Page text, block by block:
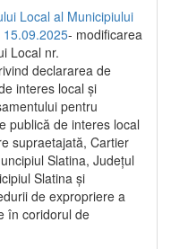
Local al Municipiului
- modificarea
Local nr.
declararea de
interes local și
pentru
publică de interes local
supraetajată, Cartier
Slatina, Județul
Slatina și
de expropriere a
în coridorul de